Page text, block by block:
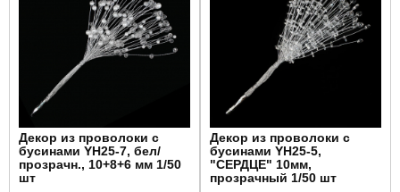
Декор из проволоки с
бусинами YH25-7, бел/
прозрачн., 10+8+6 мм 1/50
шт
Декор из проволоки с
бусинами YH25-5,
"СЕРДЦЕ" 10мм,
прозрачный 1/50 шт